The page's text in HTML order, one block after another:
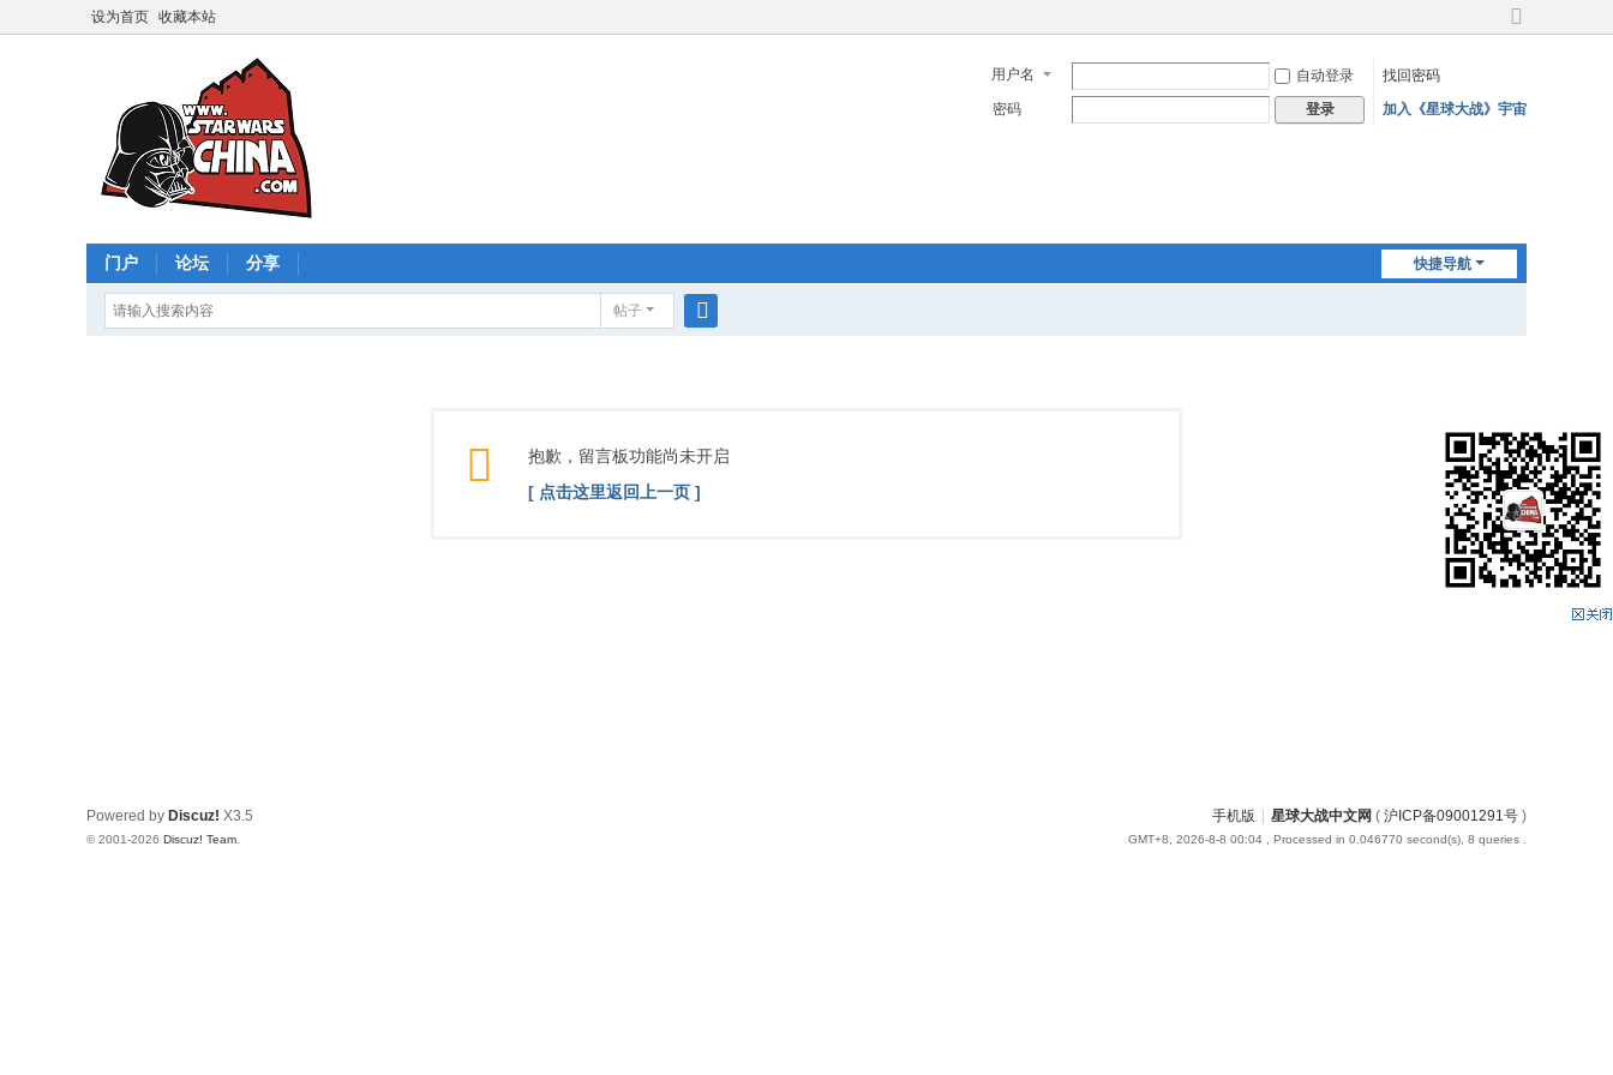
设为首页 收藏本站
切
宽
用户名 自动登录
找回密码
密码
登录 加入《星球大战》宇宙
快捷导航
门户 论坛 分享
帖子
抱歉，留言板功能尚未开启
[ 点击这里返回上一页 ]
手机版 星球大战中文网 ( 沪ICP备09001291号 )
GMT+8, 2026-8-8 00:04 , Processed in 0.046770 second(s), 8 queries .
Powered by Discuz! X3.5
© 2001-2026 Discuz! Team